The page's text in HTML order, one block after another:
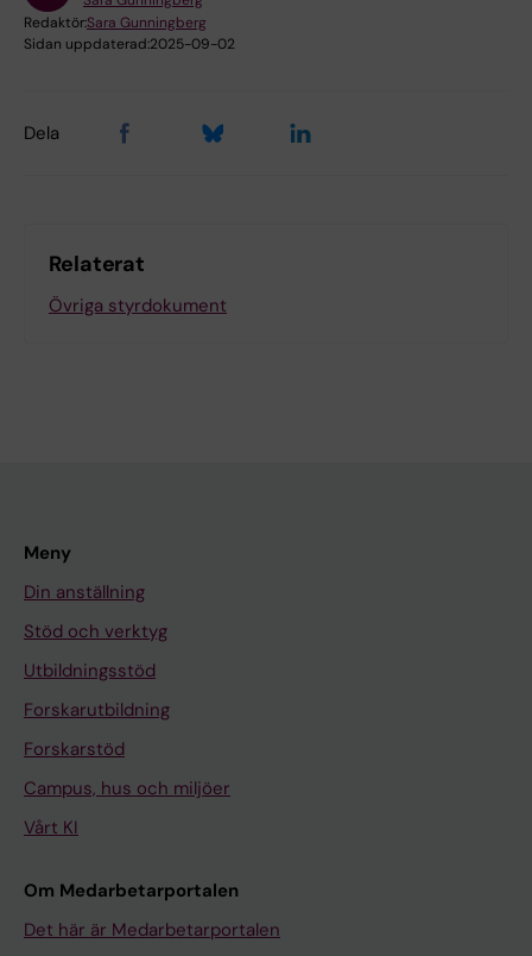
Redaktör:Sara Gunningberg
Sidan uppdaterad:2025-09-02
Dela
Relaterat
Övriga styrdokument
Meny
Din anställning
Stöd och verktyg
Utbildningsstöd
Forskarutbildning
Forskarstöd
Campus, hus och miljöer
Vårt KI
Om Medarbetarportalen
Det här är Medarbetarportalen